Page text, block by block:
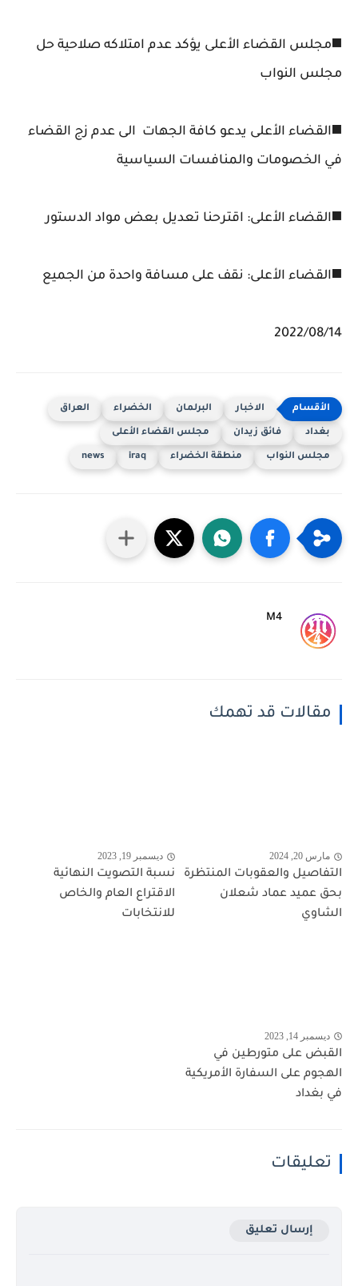
◼️مجلس القضاء الأعلى يؤكد عدم امتلاكه صلاحية حل
مجلس النواب
◼️القضاء الأعلى يدعو كافة الجهات ‏ الى عدم زج القضاء
في الخصومات والمنافسات السياسية
◼️القضاء الأعلى: اقترحنا تعديل بعض مواد الدستور‏
◼️القضاء الأعلى: نقف على مسافة واحدة من الجميع
2022/08/14
الاخبار البرلمان الخضراء العراق
بغداد فائق زيدان مجلس القضاء الأعلى
مجلس النواب منطقة الخضراء iraq
news
M4
مقالات قد تهمك
مارس 20, 2024
التفاصيل والعقوبات المنتظرة
بحق عميد عماد شعلان
الشاوي
ديسمبر 19, 2023
نسبة التصويت النهائية
الاقتراع العام والخاص
للانتخابات
ديسمبر 14, 2023
القبض على متورطين في
الهجوم على السفارة الأمريكية
في بغداد
تعليقات
إرسال تعليق